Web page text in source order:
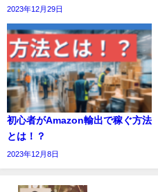
2023年12月29日
初心者がAmazon輸出で稼ぐ方法
とは！？
2023年12月8日